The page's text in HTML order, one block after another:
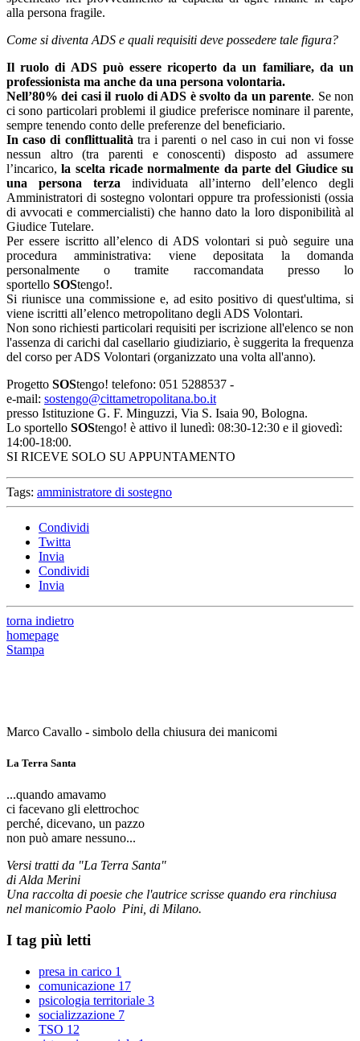
alla persona fragile.
Come si diventa ADS e quali requisiti deve possedere tale figura?
Il ruolo di ADS può essere ricoperto da un familiare, da un
professionista ma anche da una persona volontaria.
Nell’80% dei casi il ruolo di ADS è svolto da un parente. Se non
ci sono particolari problemi il giudice preferisce nominare il parente,
sempre tenendo conto delle preferenze del beneficiario.
In caso di conflittualità tra i parenti o nel caso in cui non vi fosse
nessun altro (tra parenti e conoscenti) disposto ad assumere
l’incarico,la scelta ricade normalmente da parte del Giudice su
una persona terza individuata all’interno dell’elenco degli
Amministratori di sostegno volontari oppure tra professionisti (ossia
di avvocati e commercialisti) che hanno dato la loro disponibilità al
Giudice Tutelare.
Per essere iscritto all’elenco di ADS volontari si può seguire una
procedura amministrativa: viene depositata la domanda
personalmente o tramite raccomandata presso lo
sportello SOStengo!.
Si riunisce una commissione e, ad esito positivo di quest'ultima, si
viene iscritti all’elenco metropolitano degli ADS Volontari.
Non sono richiesti particolari requisiti per iscrizione all'elenco se non
l'assenza di carichi dal casellario giudiziario, è suggerita la frequenza
del corso per ADS Volontari (organizzato una volta all'anno).
Progetto SOStengo! telefono: 051 5288537 -
e-mail: sostengo@cittametropolitana.bo.it
presso Istituzione G. F. Minguzzi, Via S. Isaia 90, Bologna.
Lo sportello SOStengo! è attivo il lunedì: 08:30-12:30 e il giovedì:
14:00-18:00.
SI RICEVE SOLO SU APPUNTAMENTO
Tags: amministratore di sostegno
Condividi
Twitta
Invia
Condividi
Invia
torna indietro
homepage
Stampa
Marco Cavallo - simbolo della chiusura dei manicomi
La Terra Santa
...quando amavamo
ci facevano gli elettrochoc
perché, dicevano, un pazzo
non può amare nessuno...
Versi tratti da "La Terra Santa"
di Alda Merini
Una raccolta di poesie che l'autrice scrisse quando era rinchiusa
nel manicomio Paolo Pini, di Milano.
I tag più letti
presa in carico 1
comunicazione 17
psicologia territoriale 3
socializzazione 7
TSO 12